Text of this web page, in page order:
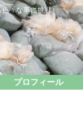
々な事に挑戦♪
プロフィール